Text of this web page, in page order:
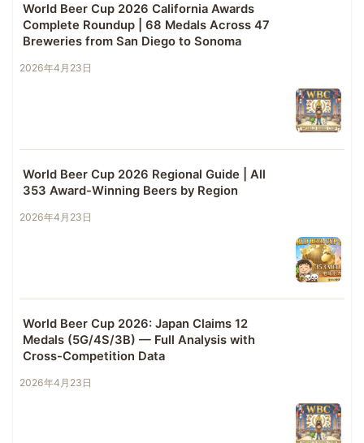
World Beer Cup 2026 California Awards
Complete Roundup | 68 Medals Across 47
Breweries from San Diego to Sonoma
2026年4月23日
World Beer Cup 2026 Regional Guide | All
353 Award-Winning Beers by Region
2026年4月23日
World Beer Cup 2026: Japan Claims 12
Medals (5G/4S/3B) — Full Analysis with
Cross-Competition Data
2026年4月23日